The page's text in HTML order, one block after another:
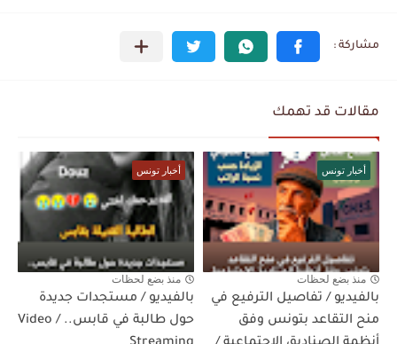
مقالات قد تهمك
أخبار تونس
منذ بضع لحظات
بالفيديو / تفاصيل الترفيع في
منح التقاعد بتونس وفق
أخبار تونس
منذ بضع لحظات
بالفيديو / مستجدات جديدة
حول طالبة في قابس.. / Video